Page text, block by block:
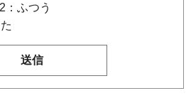
2：ふつう